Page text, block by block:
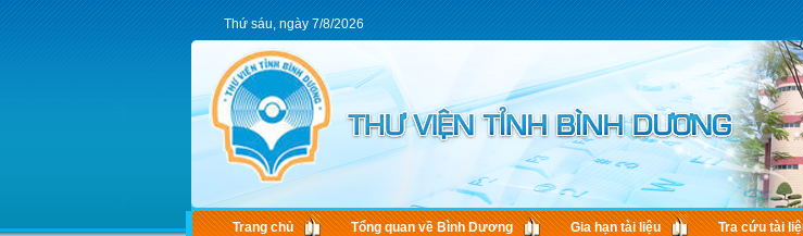
Thứ sáu, ngày 7/8/2026
Trang chủ Tổng quan về Bình Dương Gia hạn tài liệu Tra cứu tài